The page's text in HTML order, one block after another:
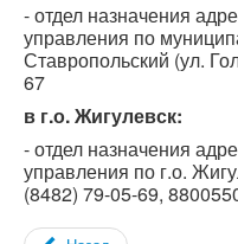
- отдел назначения
управления по
Ставропольский (ул.
67
в г.о. Жигулевск:
- отдел назначения
управления по г.о.
(8482) 79-05-69,